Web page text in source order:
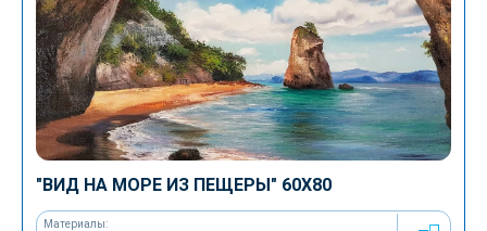
"ВИД НА МОРЕ ИЗ ПЕЩЕРЫ" 60Х80
Материалы: